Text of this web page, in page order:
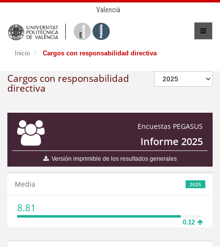
Valencià
Inicio Cargos con responsabilidad directiva
Cargos con responsabilidad
directiva
Encuestas PEGASUS
Informe 2025
Versión imprimible de los resultados generales
2025
Media
8.81
0.12